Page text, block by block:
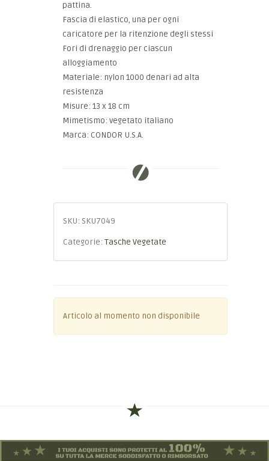
pattina.
Fascia di elastico, una per ogni
caricatore per la ritenzione degli stessi
Fori di drenaggio per ciascun
alloggiamento
Materiale: nylon 1000 denari ad alta
resistenza
Misure: 13 x 18 cm
Mimetismo: vegetato italiano
Marca: CONDOR U.S.A.
SKU: SKU7049
Categorie: Tasche Vegetate
Articolo al momento non disponibile